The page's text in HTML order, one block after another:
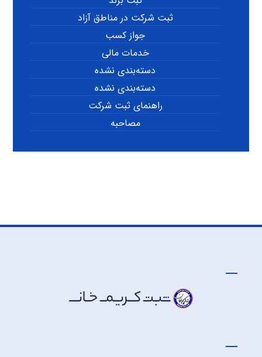
ثبت شرکت در مناطق آزاد
جواز کسب
خدمات مالی
دسته‌بندی نشده
دسته‌بندی نشده
راهنمای ثبت شرکت
مصاحبه